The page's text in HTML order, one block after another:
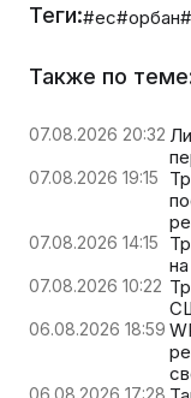
Теги:#ес#орбан
Также по
07.08.2026 20:32
07.08.2026 19:15
07.08.2026 14:15
07.08.2026 10:22
06.08.2026 18:59
06.08.2026 17:28